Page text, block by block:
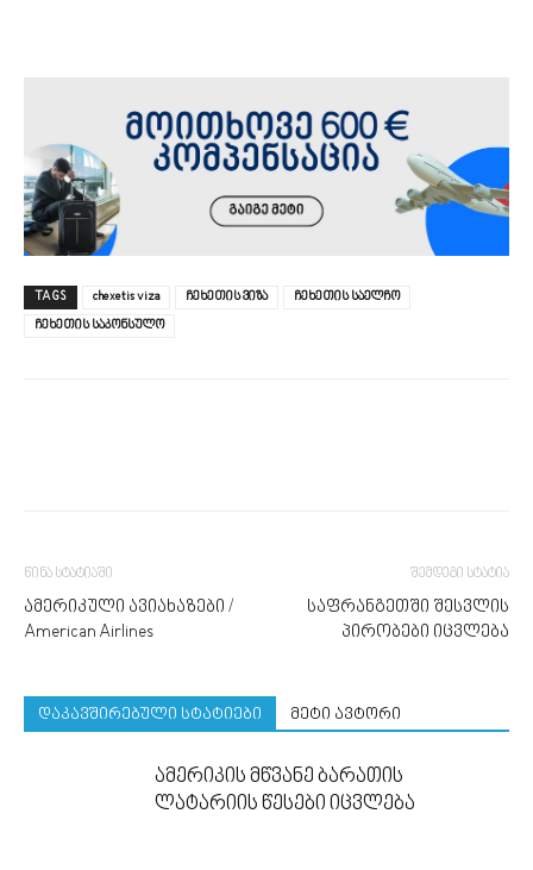
TAGS chexetis viza ჩეხეთის ვიზა
ჩეხეთის საელჩო
ჩეხეთის საკონსულო
წინა სტატიაში
ამერიკული ავიახაზები /
American Airlines
შემდეგი სტატია
საფრანგეთში შესვლის
პირობები იცვლება
დაკავშირებული სტატიები მეტი ავტორი
ამერიკის მწვანე ბარათის
ლატარიის წესები იცვლება